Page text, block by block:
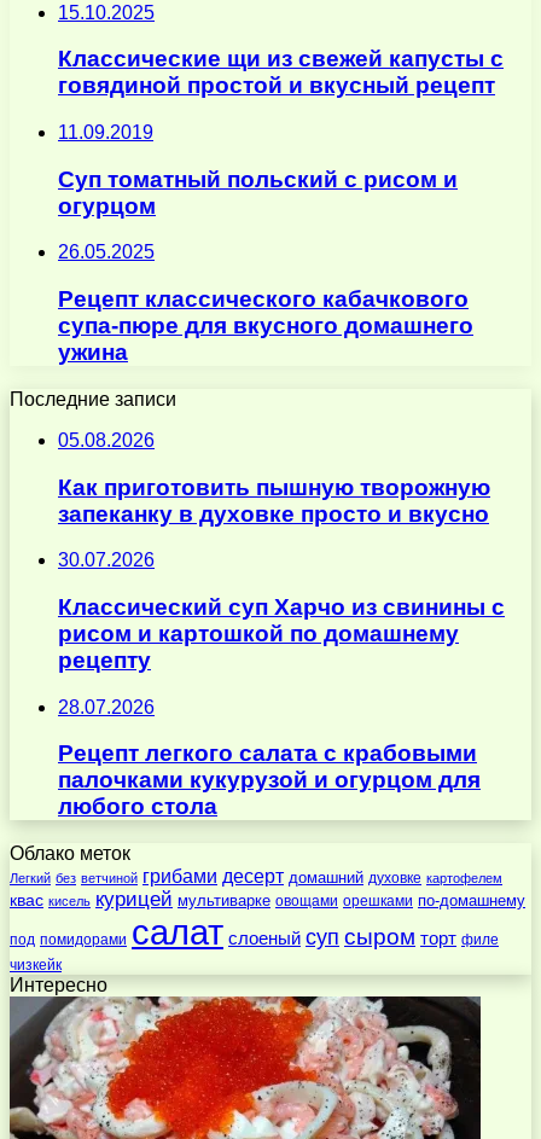
15.10.2025
Классические щи из свежей капусты с
говядиной простой и вкусный рецепт
11.09.2019
Суп томатный польский с рисом и
огурцом
26.05.2025
Рецепт классического кабачкового
супа-пюре для вкусного домашнего
ужина
Последние записи
05.08.2026
Как приготовить пышную творожную
запеканку в духовке просто и вкусно
30.07.2026
Классический суп Харчо из свинины с
рисом и картошкой по домашнему
рецепту
28.07.2026
Рецепт легкого салата с крабовыми
палочками кукурузой и огурцом для
любого стола
Облако меток
Легкий без ветчиной грибами десерт домашний духовке картофелем
квас кисель курицей мультиварке овощами орешками по-домашнему
под помидорами салат слоеный суп сыром торт филе
чизкейк
Интересно